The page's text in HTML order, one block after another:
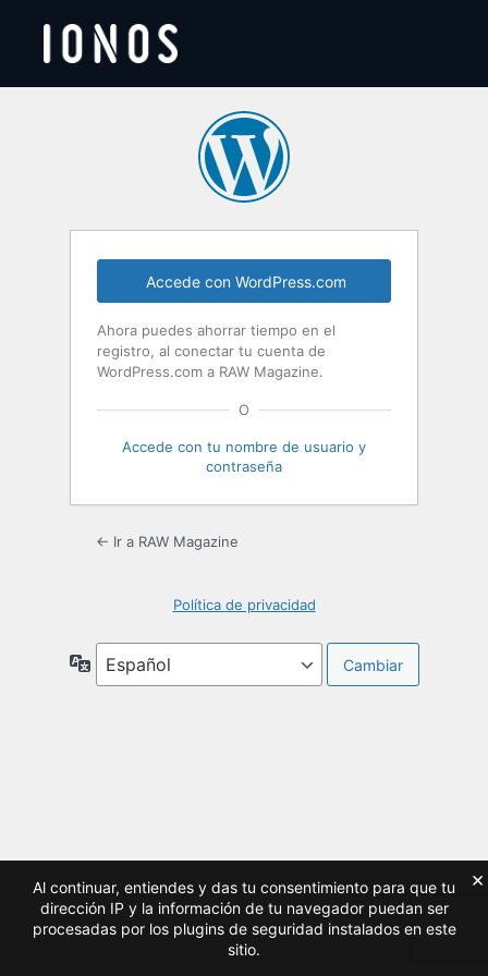
Accede con WordPress.com
Ahora puedes ahorrar tiempo en el
registro, al conectar tu cuenta de
WordPress.com a RAW Magazine.
O
Accede con tu nombre de usuario y
contraseña
← Ir a RAW Magazine
Política de privacidad
Idioma
Al continuar, entiendes y das tu consentimiento para que tu
dirección IP y la información de tu navegador puedan ser
procesadas por los plugins de seguridad instalados en este
sitio.
×